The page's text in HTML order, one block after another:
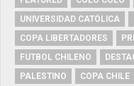
UNIVERSIDAD CATÓLICA
COPA LIBERTADORES
FUTBOL CHILENO
PALESTINO
COPA CHILE